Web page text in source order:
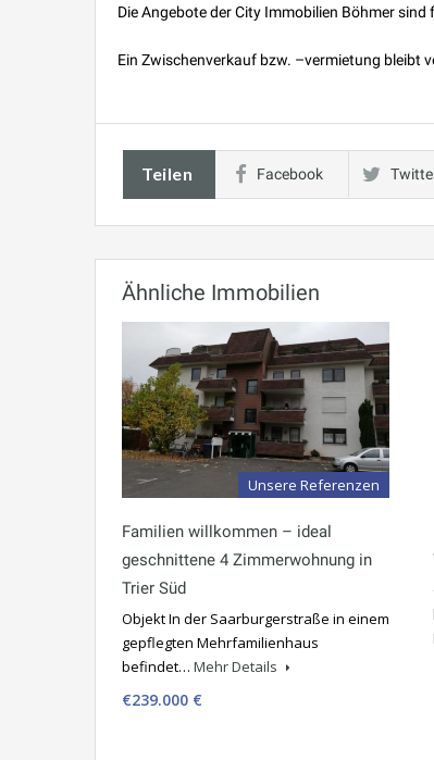
Die Angebote der City Immobilien Böhmer
Ein Zwischenverkauf bzw. –vermietung bleibt
Teilen Facebook
Ähnliche Immobilien
Unsere Referenzen
Familien willkommen – ideal
geschnittene 4 Zimmerwohnung in
Trier Süd
Objekt In der Saarburgerstraße in einem
gepflegten Mehrfamilienhaus
befindet… Mehr Details
€239.000 €